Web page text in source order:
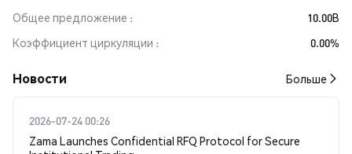
Общее предложение
10.00B
Коэффициент циркуляции
0.00%
Новости Больше
2026-07-24 00:26
Zama Launches Confidential RFQ Protocol for Secure